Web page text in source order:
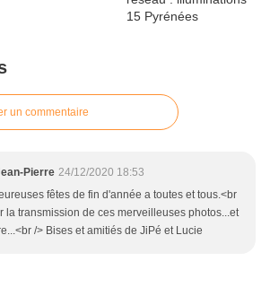
un commentaire
Pierre 24/12/2020 18:53
fêtes de fin d'année a toutes et tous.<br
la transmission de ces merveilleuses photos...et
/> Bises et amitiés de JiPé et Lucie